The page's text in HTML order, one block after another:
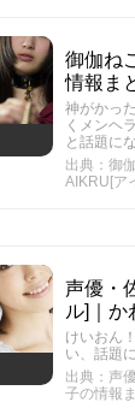
御伽ね
情報ま
神がかっ
くメンヘ
と話題に
出典：御
AIKRU[ア
声優・
ル]｜か
けいおん
い、話題
出典：声
子の情報